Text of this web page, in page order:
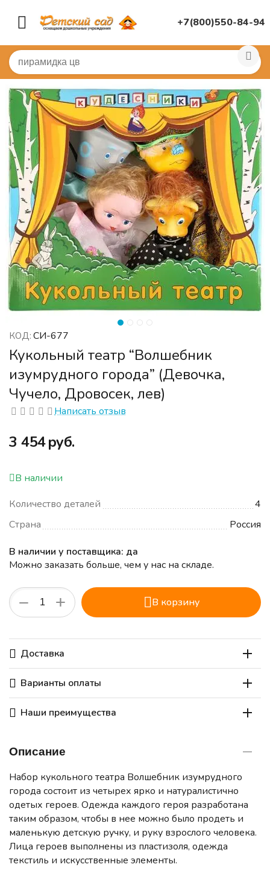
+7(800)550-84-94
Главная / МУЗЫКАЛЬНЫЙ ЗАЛ Театр
КОД: СИ-677
Кукольный театр “Волшебник
изумрудного города” (Девочка,
Чучело, Дровосек, лев)
Написать отзыв
‍3 454‍руб.
В наличии
Количество деталей
4
Страна
Россия
В наличии у поставщика: да
Можно заказать больше, чем у нас на складе.
+
− В корзину
Доставка
Варианты оплаты
Наши преимущества
Описание
Набор кукольного театра Волшебник изумрудного
города состоит из четырех ярко и натуралистично
одетых героев. Одежда каждого героя разработана
таким образом, чтобы в нее можно было продеть и
маленькую детскую ручку, и руку взрослого человека.
Лица героев выполнены из пластизоля, одежда
текстиль и искусственные элементы.